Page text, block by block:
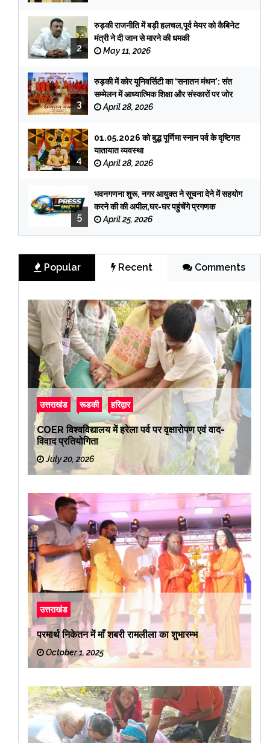
2
रुड़की राजनीति में बड़ी हलचल,पूर्व मेयर को कैबिनेट
मंत्री ने दी जान से मारने की धमकी
May 11, 2026
3
रुड़की में कोर यूनिवर्सिटी का ‘सनातन मंथन’: संत
सम्मेलन में आध्यात्मिक शिक्षा और संस्कारों पर जोर
April 28, 2026
4
01.05.2026 को बुद्ध पूर्णिमा स्नान पर्व के दृष्टिगत
यातायात व्यवस्था
April 28, 2026
5
भवनगणना शुरू, नगर आयुक्त ने सूचना देने में सहयोग
करने की की अपील,घर-घर पहुंचेंगे प्रगणक
April 25, 2026
Popular Recent Comments
उत्तराखंड रूडकी हरिद्वार
COER विश्वविद्यालय में हरेला पर्व पर वृक्षारोपण एवं वाद-
विवाद प्रतियोगिता
July 20, 2026
उत्तराखंड
परमार्थ निकेतन में माँ शबरी रामलीला का शुभारम्भ
October 1, 2025